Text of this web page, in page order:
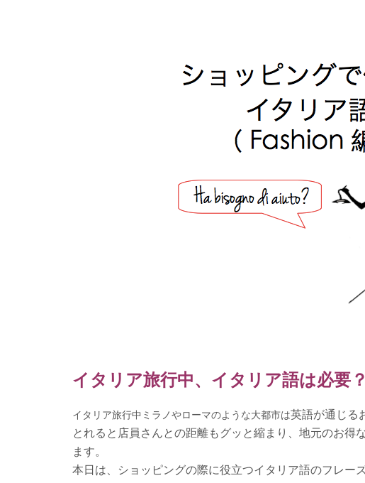
イタリア旅行中、イタリア語は必要？
イタリア旅行中ミラノやローマのような大都市は英語が通じる
とれると 店員さんとの距離もグッと縮まり、地元のお得
ます。
本日は、ショッピングの際に役立つイタリア語のフレー